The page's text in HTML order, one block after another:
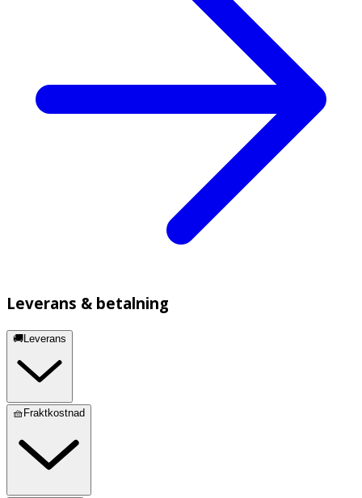
Leverans & betalning
🚚Leverans
🧺Fraktkostnad